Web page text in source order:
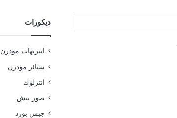
ديكورات
انتريهات مودرن
ستائر مودرن
انترلوك
صور نيش
جبس بورد